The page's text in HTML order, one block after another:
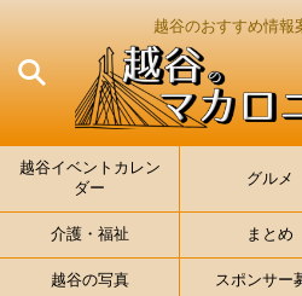
越谷のおすすめ情報
越谷イベントカレン
ダー
グルメ
介護・福祉 まとめ
越谷の写真 スポンサー